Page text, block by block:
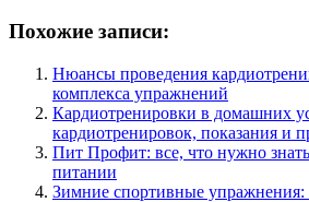
Похожие записи:
Нюансы проведения
комплекса упражнений
Кардиотренировки в домашних
кардиотренировок, показания и
Пит Профит: все, что нужно
питании
Зимние спортивные упражнения: